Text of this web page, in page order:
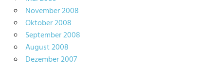
November 2008
Oktober 2008
September 2008
August 2008
Dezember 2007